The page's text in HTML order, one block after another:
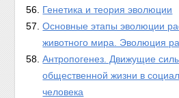
Генетика и теория эволюции
Основные этапы эволюции
животного мира. Эволюция
Антропогенез. Движущие
общественной жизни в
человека